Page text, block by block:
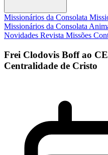
Missionários da Consolata
Missionários da Consolata
Novidades Revista Missões
Frei Clodovis Boff ao
Centralidade de Cristo